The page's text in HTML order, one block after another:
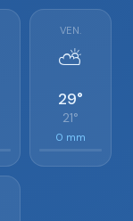
VEN.
⛅
29°
21°
0 mm